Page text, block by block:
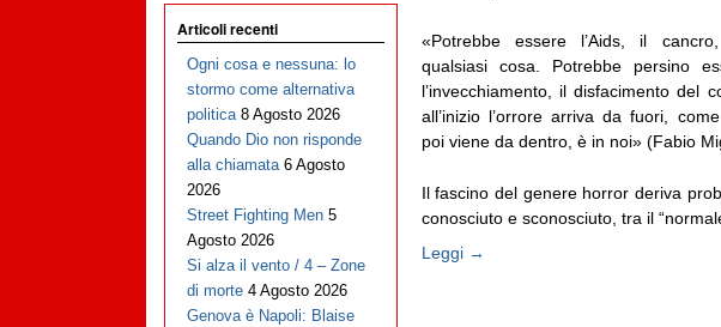
«Potrebbe essere l’Aids, il cancro,
qualsiasi cosa. Potrebbe persino
l’invecchiamento, il disfacimento del
all’inizio l’orrore arriva da fuori,
poi viene da dentro, è in noi» (Fabio
Il fascino del genere horror deriva
conosciuto e sconosciuto, tra il
Leggi →
Articoli recenti
Ogni cosa e nessuna: lo
stormo come alternativa
politica 8 Agosto 2026
Quando Dio non risponde
alla chiamata 6 Agosto
2026
Street Fighting Men 5
Agosto 2026
Si alza il vento / 4 – Zone
di morte 4 Agosto 2026
Genova è Napoli: Blaise